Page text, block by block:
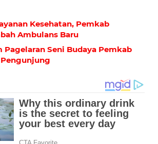
Kesehatan, Pemkab
Ambulans Baru
Pagelaran Seni Budaya Pemkab